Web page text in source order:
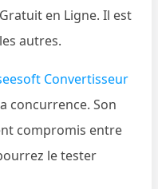
en Ligne. Il est
autres.
Convertisseur
concurrence. Son
compromis entre
le tester